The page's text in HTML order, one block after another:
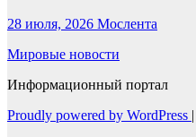
28 июля, 2026 Мослента
Мировые новости
Информационный портал
Proudly powered by WordPress |